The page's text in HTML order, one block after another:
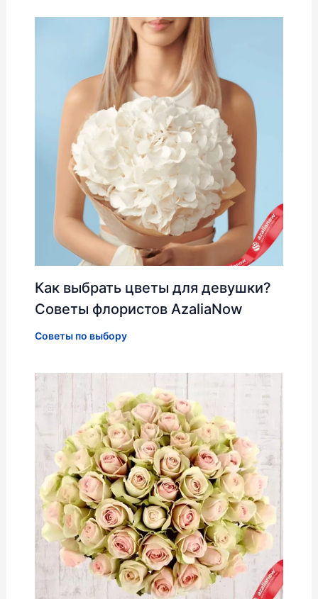
Как выбрать цветы для девушки?
Советы флористов AzaliaNow
Советы по выбору